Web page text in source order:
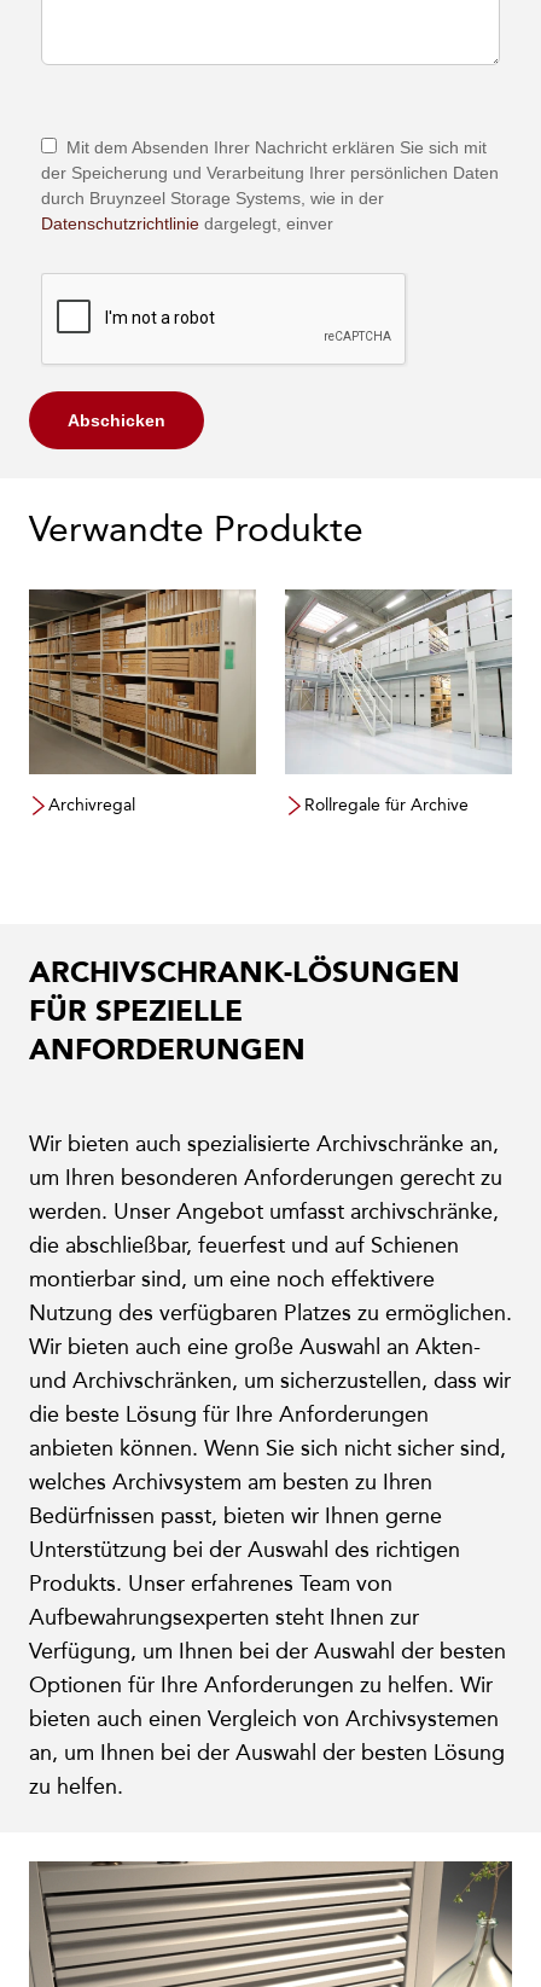
Mit dem Absenden Ihrer Nachricht erklären Sie sich mit
der Speicherung und Verarbeitung Ihrer persönlichen Daten
durch Bruynzeel Storage Systems, wie in der
Datenschutzrichtlinie dargelegt, einver
Abschicken
Verwandte Produkte
Archivregal Rollregale für Archive
ARCHIVSCHRANK-LÖSUNGEN
FÜR SPEZIELLE
ANFORDERUNGEN
Wir bieten auch spezialisierte Archivschränke an,
um Ihren besonderen Anforderungen gerecht zu
werden. Unser Angebot umfasst archivschränke,
die abschließbar, feuerfest und auf Schienen
montierbar sind, um eine noch effektivere
Nutzung des verfügbaren Platzes zu ermöglichen.
Wir bieten auch eine große Auswahl an Akten-
und Archivschränken, um sicherzustellen, dass wir
die beste Lösung für Ihre Anforderungen
anbieten können. Wenn Sie sich nicht sicher sind,
welches Archivsystem am besten zu Ihren
Bedürfnissen passt, bieten wir Ihnen gerne
Unterstützung bei der Auswahl des richtigen
Produkts. Unser erfahrenes Team von
Aufbewahrungsexperten steht Ihnen zur
Verfügung, um Ihnen bei der Auswahl der besten
Optionen für Ihre Anforderungen zu helfen. Wir
bieten auch einen Vergleich von Archivsystemen
an, um Ihnen bei der Auswahl der besten Lösung
zu helfen.